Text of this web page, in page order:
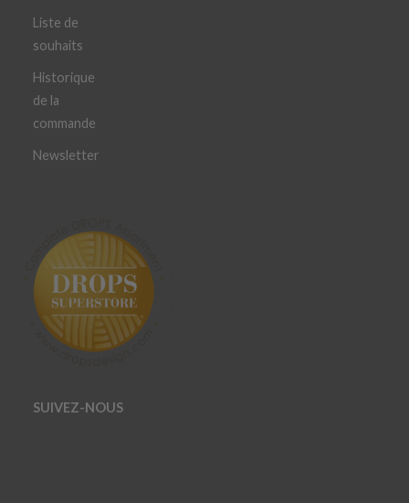
Liste de
souhaits
Historique
de la
commande
Newsletter
SUIVEZ-NOUS